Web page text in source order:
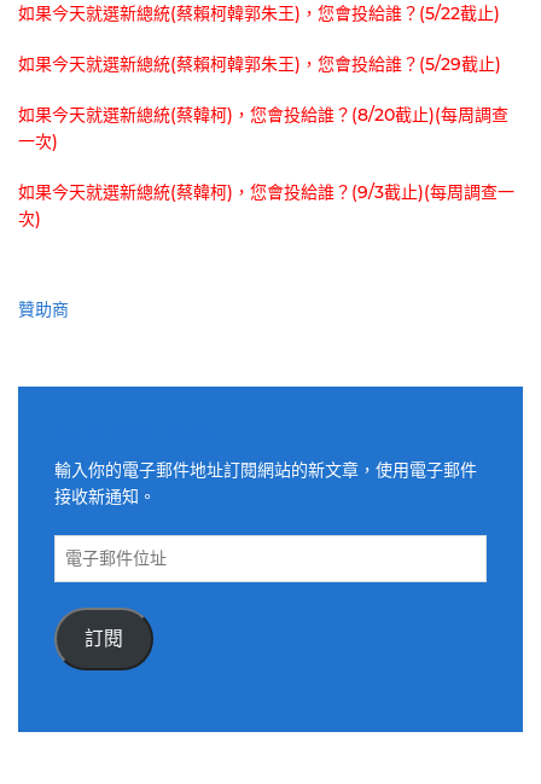
如果今天就選新總統(蔡賴柯韓郭朱王)，您會投給誰？(5/22截止)
如果今天就選新總統(蔡賴柯韓郭朱王)，您會投給誰？(5/29截止)
如果今天就選新總統(蔡韓柯)，您會投給誰？(8/20截止)(每周調查
一次)
如果今天就選新總統(蔡韓柯)，您會投給誰？(9/3截止)(每周調查一
次)
贊助商
輸入你的電子郵件地址訂閱網站的新文章，使用電子郵件
接收新通知。
電
件
位
訂閱